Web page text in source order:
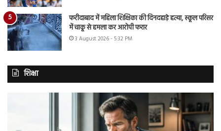
फरीदाबाद में महिला शिक्षिका की दिनदहाड़े हत्या, स्कूल परिसर
में चाकू से हमला कर आरोपी फरार
3 August 2026 - 5:32 PM
शिक्षा